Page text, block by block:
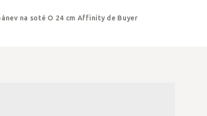
na soté O 24 cm Affinity de Buyer